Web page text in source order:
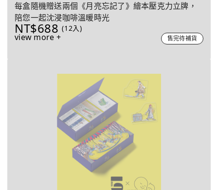
每盒隨機贈送兩個《月亮忘記了》繪本壓克力立牌，
陪您一起沈浸咖啡溫暖時光
NT$688 (12入)
view more + 售完待補貨